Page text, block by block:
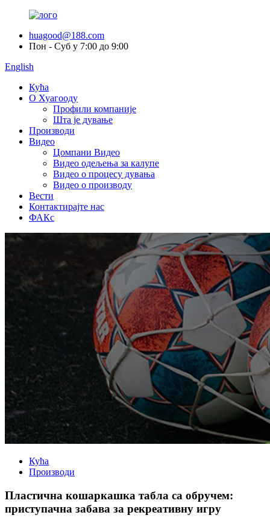
huagood@188.com
Пон - Суб у 7:00 до 9:00
English
Кућа
О Хуагооду
Профили компаније
Шта је дување
Производи
Видео
Цомпани Видео
Видео одељења за калупе
Видео о процесу дувања
Видео о производу
Вести
Контактирајте нас
ФАКс
Кућа
Производи
Пластична кошаркашка табла са обручем:
приступачна забава за рекреативну игру